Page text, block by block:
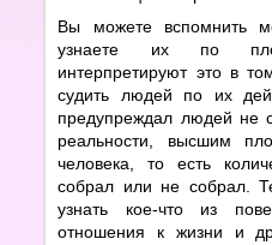
Вы можете вспомнить
узнаете их по
интерпретируют это в
судить людей по их
предупреждал людей не
реальности, высшим
человека, то есть
собрал или не собрал.
узнать кое-что из
отношения к жизни и